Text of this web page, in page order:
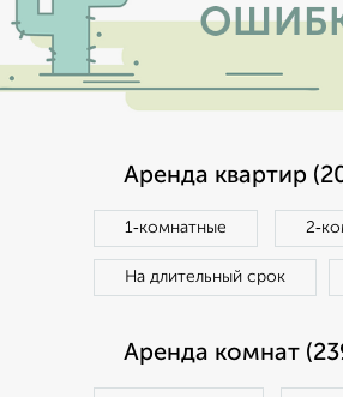
Аренда квартир
1‑комнатные
На длительный срок
Аренда комнат